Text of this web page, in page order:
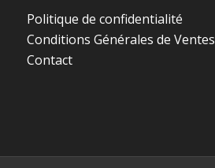
Politique de confidentialité
Conditions Générales de Ventes
Contact